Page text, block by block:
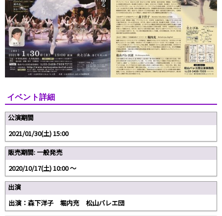
イベント詳細
公演期間
2021/01/30(土) 15:00
販売期間: 一般発売
2020/10/17(土) 10:00 〜
出演
出演：森下洋子 堀内充 松山バレエ団